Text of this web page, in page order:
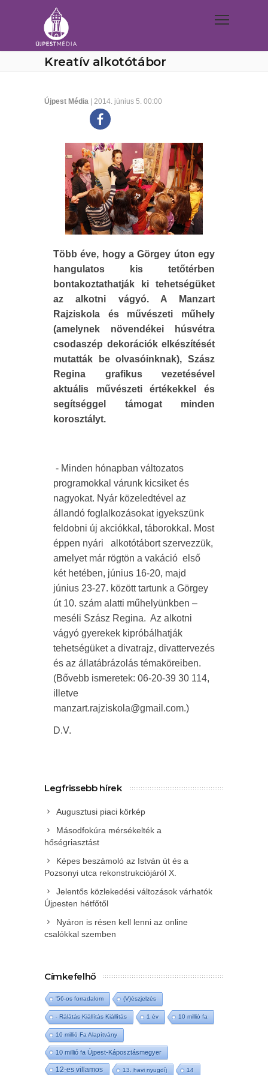
Kreatív alkotótábor
Újpest Média | 2014. június 5. 00:00
Több éve, hogy a Görgey úton egy
hangulatos kis tetőtérben
bontakoztathatják ki tehetségüket
az alkotni vágyó. A Manzart
Rajziskola és művészeti műhely
(amelynek növendékei húsvétra
csodaszép dekorációk elkészítését
mutatták be olvasóinknak), Szász
Regina grafikus vezetésével
aktuális művészeti értékekkel és
segítséggel támogat minden
korosztályt.
- Minden hónapban változatos
programokkal várunk kicsiket és
nagyokat. Nyár közeledtével az
állandó foglalkozásokat igyekszünk
feldobni új akciókkal, táborokkal. Most
éppen nyári alkotótábort szervezzük,
amelyet már rögtön a vakáció első
két hetében, június 16-20, majd
június 23-27. között tartunk a Görgey
út 10. szám alatti műhelyünkben –
meséli Szász Regina. Az alkotni
vágyó gyerekek kipróbálhatják
tehetségüket a divatrajz, divattervezés
és az állatábrázolás témaköreiben.
(Bővebb ismeretek: 06-20-39 30 114,
illetve
manzart.rajziskola@gmail.com.)
D.V.
Legfrissebb hírek
Augusztusi piaci körkép
Másodfokúra mérsékelték a
hőségriasztást
Képes beszámoló az István út és a
Pozsonyi utca rekonstrukciójáról X.
Jelentős közlekedési változások várhatók
Újpesten hétfőtől
Nyáron is résen kell lenni az online
csalókkal szemben
Címkefelhő
'56-os forradalom (V)észjelzés
- Rálátás Kiállítás Kiállítás 1 év 10 millió fa
10 millió Fa Alapítvány
10 millió fa Újpest-Káposztásmegyer
12-es villamos 13. havi nyugdíj 14